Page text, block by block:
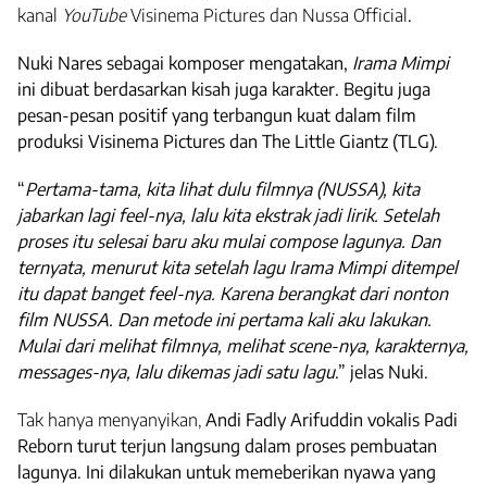
kanal YouTubeVisinema Pictures dan Nussa Official.
Nuki Nares sebagai komposer mengatakan, Irama Mimpi
ini dibuat berdasarkan kisah juga karakter. Begitu juga
pesan-pesan positif yang terbangun kuat dalam film
produksi Visinema Pictures dan The Little Giantz (TLG).
“Pertama-tama, kita lihat dulu filmnya (NUSSA), kita
jabarkan lagi feel-nya, lalu kita ekstrak jadi lirik. Setelah
proses itu selesai baru aku mulaicompose lagunya. Dan
ternyata, menurut kita setelah lagu Irama Mimpi ditempel
itu dapat banget feel-nya. Karena berangkat dari nonton
film NUSSA. Dan metode ini pertama kali aku lakukan.
Mulai dari melihat filmnya, melihatscene-nya, karakternya,
messages-nya, lalu dikemas jadi satu lagu.” jelas Nuki.
Tak hanya menyanyikan, Andi Fadly Arifuddin vokalis Padi
Reborn turut terjun langsung dalam proses pembuatan
lagunya. Ini dilakukan untuk memeberikan nyawa yang